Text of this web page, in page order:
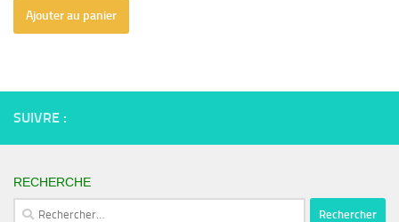
Ajouter au panier
SUIVRE :
RECHERCHE
Rechercher :